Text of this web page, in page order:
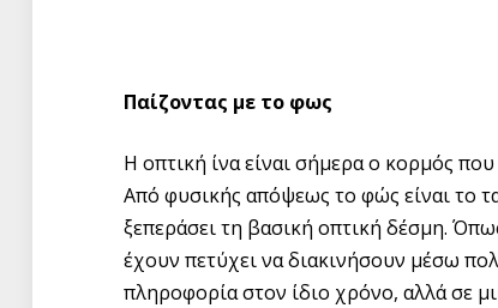
Παίζοντας με το φως
Η οπτική ίνα είναι σήμερα ο κορμός
Από φυσικής απόψεως το φώς είναι το
ξεπεράσει τη βασική οπτική δέσμη.
έχουν πετύχει να διακινήσουν μέσω
πληροφορία στον ίδιο χρόνο, αλλά σε